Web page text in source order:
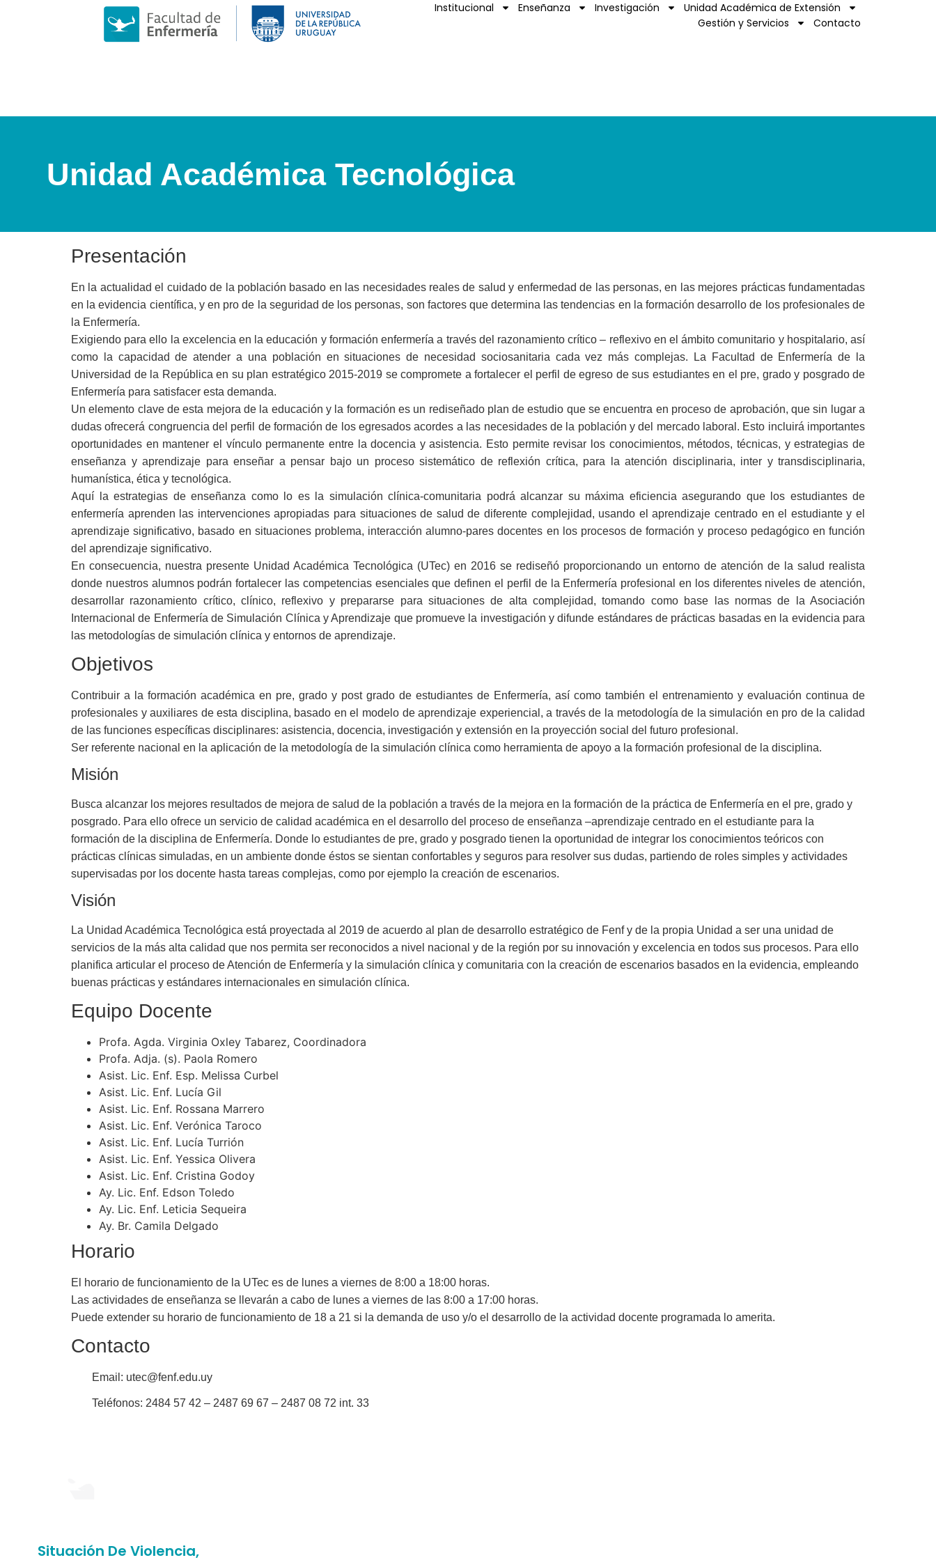
Institucional Enseñanza Investigación
Unidad Académica de Extensión
Gestión y Servicios
Contacto
Unidad Académica Tecnológica
Presentación
En la actualidad el cuidado de la población basado en las necesidades reales de salud y enfermedad de las personas, en las mejores prácticas fundamentadas
en la evidencia científica, y en pro de la seguridad de los personas, son factores que determina las tendencias en la formación desarrollo de los profesionales de
la Enfermería.
Exigiendo para ello la excelencia en la educación y formación enfermería a través del razonamiento crítico – reflexivo en el ámbito comunitario y hospitalario, así
como la capacidad de atender a una población en situaciones de necesidad sociosanitaria cada vez más complejas. La Facultad de Enfermería de la
Universidad de la República en su plan estratégico 2015-2019 se compromete a fortalecer el perfil de egreso de sus estudiantes en el pre, grado y posgrado de
Enfermería para satisfacer esta demanda.
Un elemento clave de esta mejora de la educación y la formación es un rediseñado plan de estudio que se encuentra en proceso de aprobación, que sin lugar a
dudas ofrecerá congruencia del perfil de formación de los egresados acordes a las necesidades de la población y del mercado laboral. Esto incluirá importantes
oportunidades en mantener el vínculo permanente entre la docencia y asistencia. Esto permite revisar los conocimientos, métodos, técnicas, y estrategias de
enseñanza y aprendizaje para enseñar a pensar bajo un proceso sistemático de reflexión crítica, para la atención disciplinaria, inter y transdisciplinaria,
humanística, ética y tecnológica.
Aquí la estrategias de enseñanza como lo es la simulación clínica-comunitaria podrá alcanzar su máxima eficiencia asegurando que los estudiantes de
enfermería aprenden las intervenciones apropiadas para situaciones de salud de diferente complejidad, usando el aprendizaje centrado en el estudiante y el
aprendizaje significativo, basado en situaciones problema, interacción alumno-pares docentes en los procesos de formación y proceso pedagógico en función
del aprendizaje significativo.
En consecuencia, nuestra presente Unidad Académica Tecnológica (UTec) en 2016 se rediseñó proporcionando un entorno de atención de la salud realista
donde nuestros alumnos podrán fortalecer las competencias esenciales que definen el perfil de la Enfermería profesional en los diferentes niveles de atención,
desarrollar razonamiento crítico, clínico, reflexivo y prepararse para situaciones de alta complejidad, tomando como base las normas de la Asociación
Internacional de Enfermería de Simulación Clínica y Aprendizaje que promueve la investigación y difunde estándares de prácticas basadas en la evidencia para
las metodologías de simulación clínica y entornos de aprendizaje.
Objetivos
Contribuir a la formación académica en pre, grado y post grado de estudiantes de Enfermería, así como también el entrenamiento y evaluación continua de
profesionales y auxiliares de esta disciplina, basado en el modelo de aprendizaje experiencial, a través de la metodología de la simulación en pro de la calidad
de las funciones específicas disciplinares: asistencia, docencia, investigación y extensión en la proyección social del futuro profesional.
Ser referente nacional en la aplicación de la metodología de la simulación clínica como herramienta de apoyo a la formación profesional de la disciplina.
Misión
Busca alcanzar los mejores resultados de mejora de salud de la población a través de la mejora en la formación de la práctica de Enfermería en el pre, grado y
posgrado. Para ello ofrece un servicio de calidad académica en el desarrollo del proceso de enseñanza –aprendizaje centrado en el estudiante para la
formación de la disciplina de Enfermería. Donde lo estudiantes de pre, grado y posgrado tienen la oportunidad de integrar los conocimientos teóricos con
prácticas clínicas simuladas, en un ambiente donde éstos se sientan confortables y seguros para resolver sus dudas, partiendo de roles simples y actividades
supervisadas por los docente hasta tareas complejas, como por ejemplo la creación de escenarios.
Visión
La Unidad Académica Tecnológica está proyectada al 2019 de acuerdo al plan de desarrollo estratégico de Fenf y de la propia Unidad a ser una unidad de
servicios de la más alta calidad que nos permita ser reconocidos a nivel nacional y de la región por su innovación y excelencia en todos sus procesos. Para ello
planifica articular el proceso de Atención de Enfermería y la simulación clínica y comunitaria con la creación de escenarios basados en la evidencia, empleando
buenas prácticas y estándares internacionales en simulación clínica.
Equipo Docente
Profa. Agda. Virginia Oxley Tabarez, Coordinadora
Profa. Adja. (s). Paola Romero
Asist. Lic. Enf. Esp. Melissa Curbel
Asist. Lic. Enf. Lucía Gil
Asist. Lic. Enf. Rossana Marrero
Asist. Lic. Enf. Verónica Taroco
Asist. Lic. Enf. Lucía Turrión
Asist. Lic. Enf. Yessica Olivera
Asist. Lic. Enf. Cristina Godoy
Ay. Lic. Enf. Edson Toledo
Ay. Lic. Enf. Leticia Sequeira
Ay. Br. Camila Delgado
Horario
El horario de funcionamiento de la UTec es de lunes a viernes de 8:00 a 18:00 horas.
Las actividades de enseñanza se llevarán a cabo de lunes a viernes de las 8:00 a 17:00 horas.
Puede extender su horario de funcionamiento de 18 a 21 si la demanda de uso y/o el desarrollo de la actividad docente programada lo amerita.
Contacto
Email: utec@fenf.edu.uy
Teléfonos: 2484 57 42 – 2487 69 67 – 2487 08 72 int. 33
Situación De Violencia,